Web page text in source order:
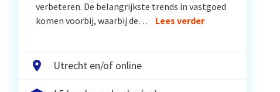
verbeteren. De belangrijkste trends in vastgoed
komen voorbij, waarbij de…
Lees verder
Utrecht en/of online